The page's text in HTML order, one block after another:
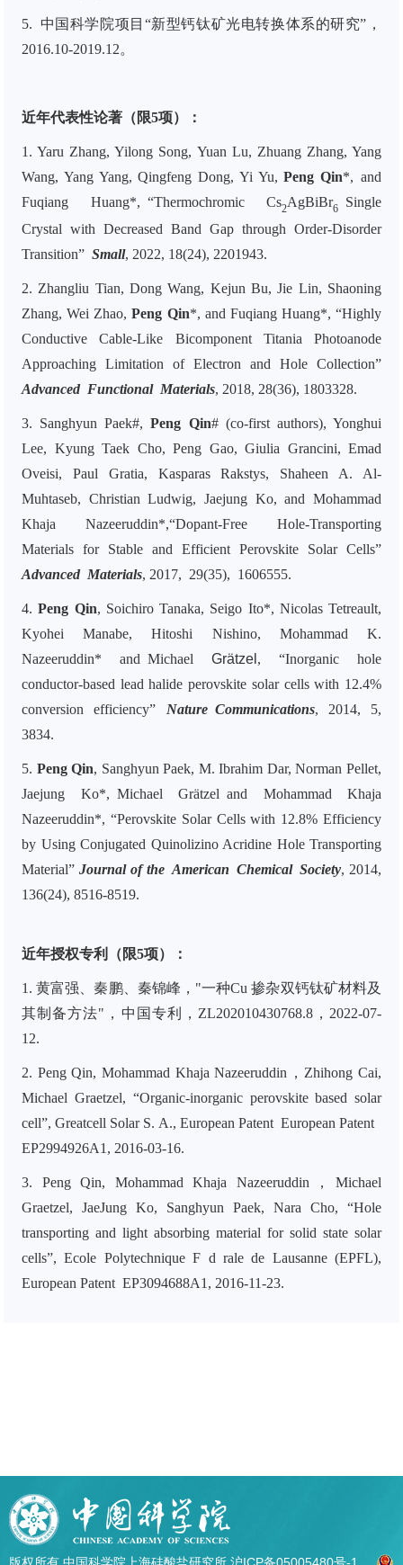
5. 中国科学院项目 “新型钙钛矿光电转换体系的研究”，
2016.10-2019.12。
近年代表性论著（限5项）：
1 . Yaru Zhang, Yilong Song, Yuan Lu, Zhuang Zhang, Yang
Wang, Yang Yang, Qingfeng Dong, Yi Yu,Peng Qin*, and
Fuqiang Huang*, “Thermochromic Cs2AgBiBr6
Single
Crystal with Decreased Band Gap through Order-Disorder
Transition” Small, 2022, 18(24), 2201943.
2. Zhangliu Tian, Dong Wang, Kejun Bu, Jie Lin, Shaoning
Zhang, Wei Zhao,Peng Qin*, and Fuqiang Huang*, “Highly
Conductive Cable-Like Bicomponent Titania Photoanode
Approaching Limitation of Electron and Hole Collection”
Advanced FunctionalMaterials, 2018, 28(36), 1803328.
3. Sanghyun Paek#,Peng Qin# (co-first authors), Yonghui
Lee, Kyung Taek Cho, Peng Gao, Giulia Grancini, Emad
Oveisi, Paul Gratia, Kasparas Rakstys, Shaheen A. Al-
Muhtaseb, Christian Ludwig, Jaejung Ko, and Mohammad
Khaja Nazeeruddin*,“Dopant-Free Hole-Transporting
Materials for Stable and Efficient Perovskite Solar Cells”
Advanced Materials, 2017, 29(35), 1606555.
4.Peng Qin, Soichiro Tanaka, Seigo Ito*, Nicolas Tetreault,
Kyohei Manabe, Hitoshi Nishino, Mohammad K.
Nazeeruddin* and Michael Grätzel , “Inorganic hole
conductor-based lead halide perovskite solar cells with 12.4%
conversion efficiency” NatureCommunications, 2014, 5,
3834.
5. Peng Qin, Sanghyun Paek, M. Ibrahim Dar, Norman Pellet,
Jaejung Ko*, Michael Grätzel and Mohammad Khaja
Nazeeruddin*, “Perovskite Solar Cells with 12.8% Efficiency
by Using Conjugated Quinolizino Acridine Hole Transporting
Material” Journal of the American ChemicalSociety, 2014,
136(24), 8516-8519.
近年授权专利（限5项）：
1.黄富强、秦鹏、秦锦峰，"一种Cu掺杂双钙钛矿材料及
其制备方法"，中国专利， ZL202010430768.8，2022-07-
12.
2. Peng Qin, Mohammad Khaja Nazeeruddin，Zhihong Cai,
Michael Graetzel, “Organic-inorganic perovskite based solar
cell”, Greatcell Solar S. A., European Patent European Patent
EP2994926A1, 2016-03-16.
3. Peng Qin, Mohammad Khaja Nazeeruddin，Michael
Graetzel, JaeJung Ko, Sanghyun Paek, Nara Cho, “Hole
transporting and light absorbing material for solid state solar
cells”, Ecole Polytechnique F d rale de Lausanne (EPFL),
European Patent EP3094688A1, 2016-11-23.